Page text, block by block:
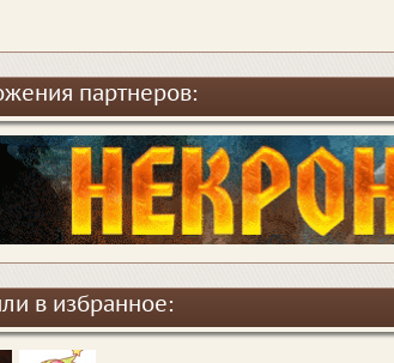
партнеров:
в избранное: